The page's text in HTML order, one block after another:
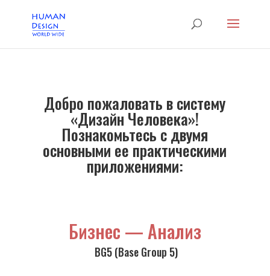
Добро пожаловать в систему
«Дизайн Человека»!
Познакомьтесь с двумя
основными ее практическими
приложениями:
Бизнес — Анализ
BG5 (Base Group 5)